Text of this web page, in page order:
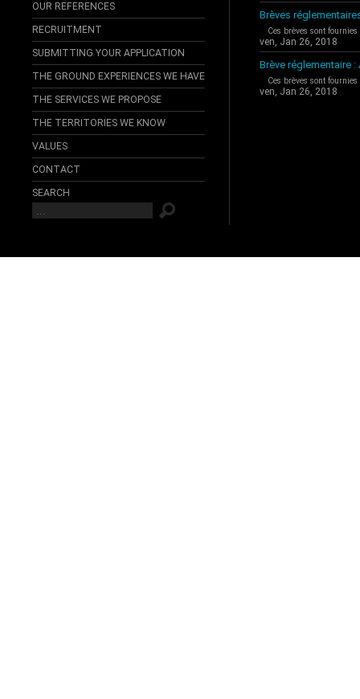
OUR REFERENCES
RECRUITMENT
SUBMITTING YOUR APPLICATION
THE GROUND EXPERIENCES WE HAVE
THE SERVICES WE PROPOSE
THE TERRITORIES WE KNOW
VALUES
CONTACT
SEARCH
Brèves
Ces brèves sont
ven, Jan 26, 2018
Brève réglementaire :
Ces brèves sont
ven, Jan 26, 2018